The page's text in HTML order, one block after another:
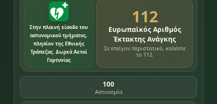
Στην πλαινή είσοδο του
αστυνομικού τμήματος,
πλησίον της Εθνικής
Τράπεζας. Δωρεά Αετοί
Γορτυνίας
112
Ευρωπαϊκός Αριθμός
Έκτακτης Ανάγκης
Σε επείγον περιστατικό, καλέστε
το 112.
100
Αστυνομία